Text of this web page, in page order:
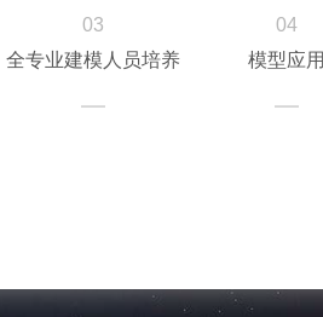
03
全专业建模人员培养
04
模型应用